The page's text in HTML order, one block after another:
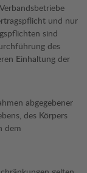
und nur
sind
des
Einhaltung der
abgegebener
des Körpers
dem